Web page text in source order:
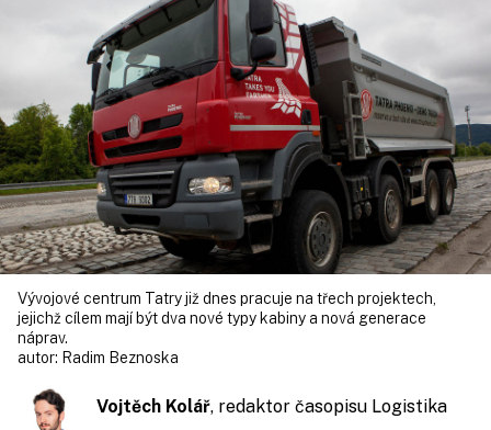
Vývojové centrum Tatry již dnes pracuje na třech projektech,
jejichž cílem mají být dva nové typy kabiny a nová generace
náprav.
autor: Radim Beznoska
Vojtěch Kolář, redaktor časopisu Logistika